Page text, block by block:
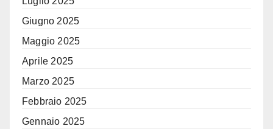
Giugno 2025
Maggio 2025
Aprile 2025
Marzo 2025
Febbraio 2025
Gennaio 2025